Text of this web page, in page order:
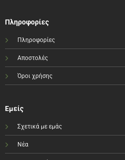
Πληροφορίες
Πληροφορίες
Αποστολές
Όροι χρήσης
Εμείς
Σχετικά με εμάς
Νέα